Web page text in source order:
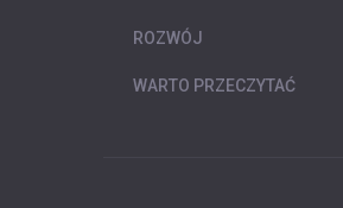
ROZWÓJ
WARTO PRZECZYTAĆ